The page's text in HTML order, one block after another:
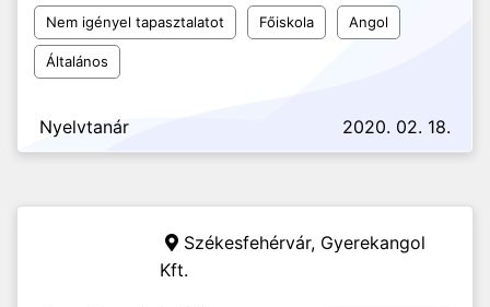
Nem igényel tapasztalatot Főiskola Angol
Általános
Nyelvtanár 2020. 02. 18.
Székesfehérvár, Gyerekangol
Kft.